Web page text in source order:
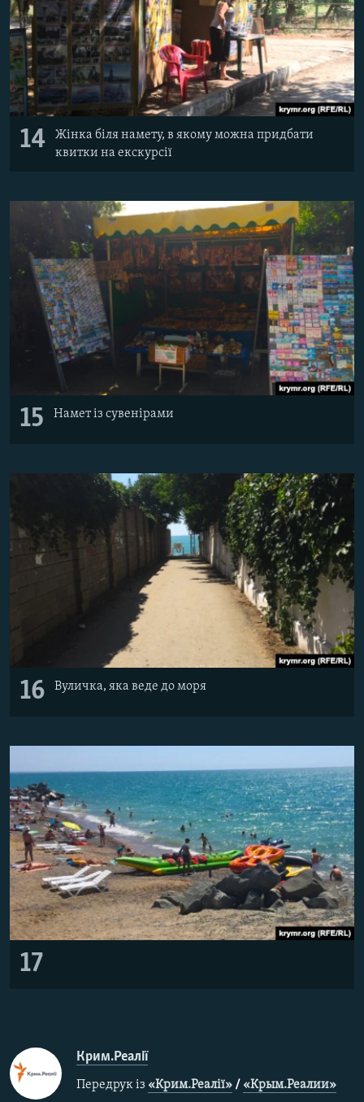
14
Жінка біля намету, в якому можна придбати
квитки на екскурсії
15 Намет із сувенірами
16 Вуличка, яка веде до моря
17
Крим.Реалії
Передрук із «Крим.Реалії» / «Крым.Реалии»